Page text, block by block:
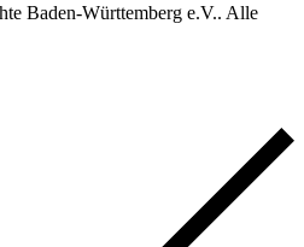
Baden-Württemberg e.V.. Alle